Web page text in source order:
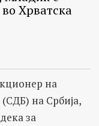
Хрватска
на
на Србија,
за